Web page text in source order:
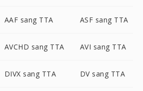
AAF sang TTA ASF sang TTA
AVCHD sang TTA AVI sang TTA
DIVX sang TTA DV sang TTA